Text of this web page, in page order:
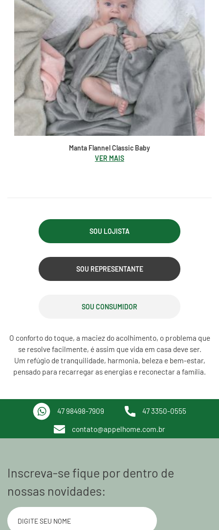
Manta Flannel Classic Baby
VER MAIS
SOU LOJISTA
SOU REPRESENTANTE
SOU CONSUMIDOR
O conforto do toque, a maciez do acolhimento, o problema que
se resolve facilmente, é assim que vida em casa deve ser.
Um refúgio de tranquilidade, harmonia, beleza e bem-estar,
pensado para recarregar as energias e reconectar a família.
47 98498-7909 47 3350-0555
contato@appelhome.com.br
Inscreva-se fique por dentro de
nossas novidades: